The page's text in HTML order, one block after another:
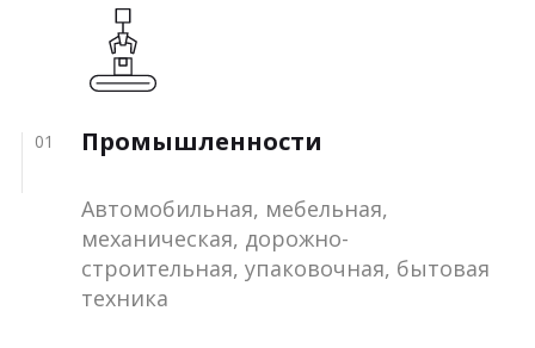
01 Промышленности
Автомобильная, мебельная,
механическая, дорожно-
строительная, упаковочная, бытовая
техника